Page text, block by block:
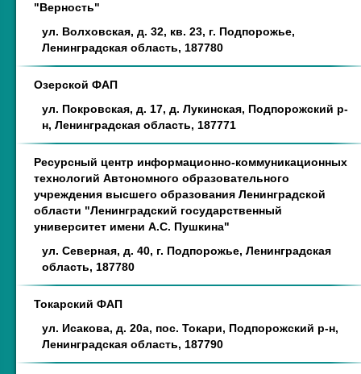
"Верность"
ул. Волховская, д. 32, кв. 23, г. Подпорожье,
Ленинградская область, 187780
Озерской ФАП
ул. Покровская, д. 17, д. Лукинская, Подпорожский р-
н, Ленинградская область, 187771
Ресурсный центр информационно-коммуникационных
технологий Автономного образовательного
учреждения высшего образования Ленинградской
области "Ленинградский государственный
университет имени А.С. Пушкина"
ул. Северная, д. 40, г. Подпорожье, Ленинградская
область, 187780
Токарский ФАП
ул. Исакова, д. 20а, пос. Токари, Подпорожский р-н,
Ленинградская область, 187790